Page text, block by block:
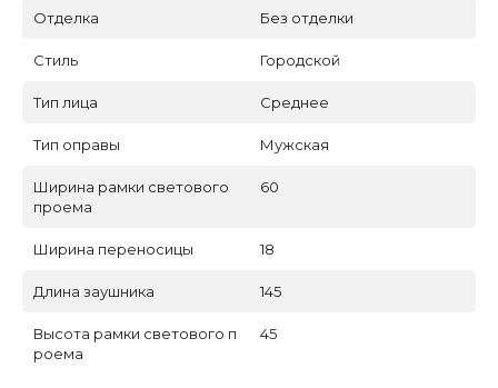
Отделка Без отделки
Стиль Городской
Тип лица Среднее
Тип оправы Мужская
Ширина рамки светового
проема
60
Ширина переносицы 18
Длина заушника 145
Высота рамки светового п
роема
45